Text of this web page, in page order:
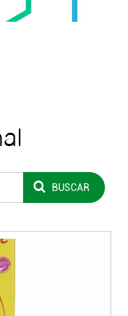
BUSCAR